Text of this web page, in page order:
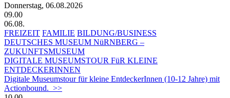
Donnerstag, 06.08.2026
09.00
06.08.
FREIZEIT FAMILIE BILDUNG/BUSINESS
DEUTSCHES MUSEUM NüRNBERG –
ZUKUNFTSMUSEUM
DIGITALE MUSEUMSTOUR FüR KLEINE
ENTDECKERINNEN
Digitale Museumstour für kleine EntdeckerInnen (10-12 Jahre) mit
Actionbound. >>